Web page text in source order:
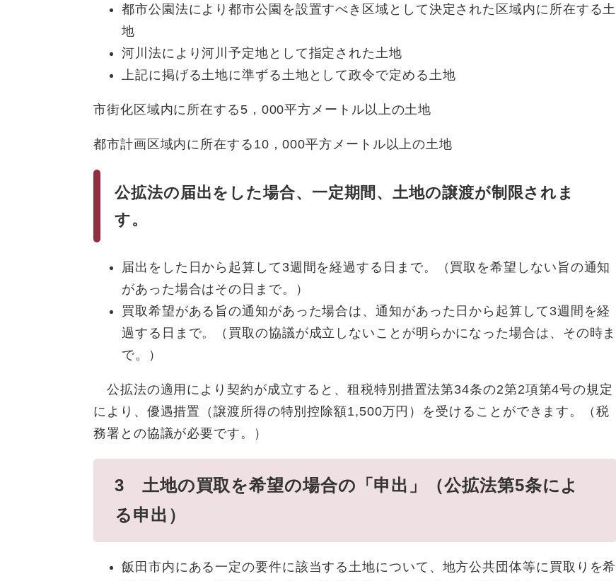
都市公園法により都市公園を設置すべき区域として決定された区域内に所在する土
地
河川法により河川予定地として指定された土地
上記に掲げる土地に準ずる土地として政令で定める土地
市街化区域内に所在する5，000平方メートル以上の土地
都市計画区域内に所在する10，000平方メートル以上の土地
公拡法の届出をした場合、一定期間、土地の譲渡が制限されま
す。
届出をした日から起算して3週間を経過する日まで。（買取を希望しない旨の通知
があった場合はその日まで。）
買取希望がある旨の通知があった場合は、通知があった日から起算して3週間を経
過する日まで。（買取の協議が成立しないことが明らかになった場合は、その時ま
で。）
公拡法の適用により契約が成立すると、租税特別措置法第34条の2第2項第4号の規定
により、優遇措置（譲渡所得の特別控除額1,500万円）を受けることができます。（税
務署との協議が必要です。）
3 土地の買取を希望の場合の「申出」（公拡法第5条によ
る申出）
飯田市内にある一定の要件に該当する土地について、地方公共団体等に買取りを希